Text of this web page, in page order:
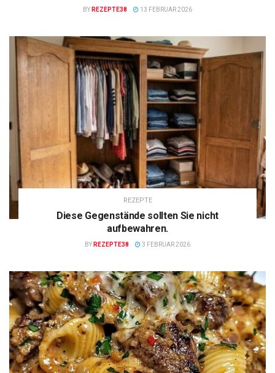
BY REZEPTE38 13 FEBRUAR 2026
REZEPTE
Diese Gegenstände sollten Sie nicht
aufbewahren.
BY REZEPTE38 3 FEBRUAR 2026